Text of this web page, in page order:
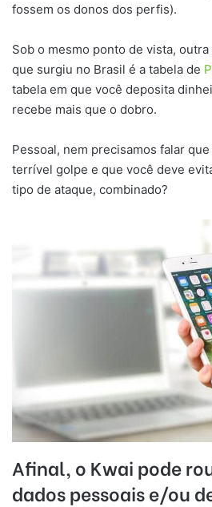
fossem os donos dos perfis).
Sob o mesmo ponto de vista,
que surgiu no Brasil é a tabela de
tabela em que você deposita
recebe mais que o dobro.
Pessoal, nem precisamos falar
terrível golpe e que você deve
tipo de ataque, combinado?
Afinal, o Kwai pode
dados pessoais e/ou